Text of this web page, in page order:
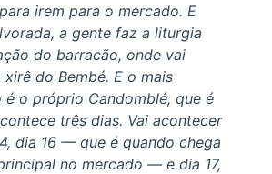
irem para o mercado. E
a gente faz a liturgia
do barracão, onde vai
do Bembé. E o mais
o próprio Candomblé, que é
três dias. Vai acontecer
dia 16 — que é quando chega
no mercado — e dia 17,